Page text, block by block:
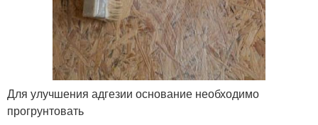
Для улучшения адгезии основание необходимо
прогрунтовать